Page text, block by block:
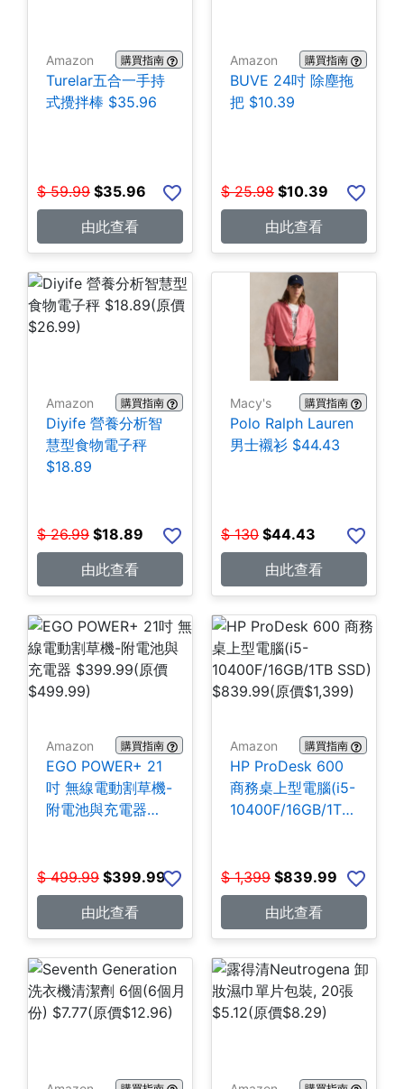
Amazon 購買指南
Turelar五合一手持
式攪拌棒 $35.96
$ 59.99 $35.96
由此查看
Amazon 購買指南
BUVE 24吋 除塵拖
把 $10.39
$ 25.98 $10.39
由此查看
Amazon 購買指南
Diyife 營養分析智
慧型食物電子秤
$18.89
$ 26.99 $18.89
由此查看
Macy's 購買指南
Polo Ralph Lauren
男士襯衫 $44.43
$ 130 $44.43
由此查看
Amazon 購買指南
EGO POWER+ 21
吋 無線電動割草機-
附電池與充電器
$ 499.99 $399.99
由此查看
Amazon 購買指南
HP ProDesk 600
商務桌上型電腦(i5-
10400F/16GB/1TB
$ 1,399 $839.99
由此查看